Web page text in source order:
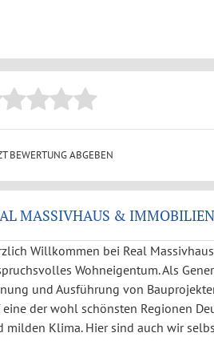
BEWERTUNG ABGEBEN
MASSIVHAUS &
Willkommen bei Real
Wohneigentum. Als
und Ausführung von
der wohl schönsten Regionen
milden Klima. Hier sind auch wir